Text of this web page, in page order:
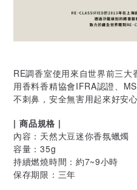
RE調香室使用來自世界前三大
用香料香精協會IFRA認證、
不刺鼻，安全無害用起來好安心
| 商品規格 |
內容：天然大豆迷你香氛蠟燭
容量：35g
持續燃燒時間：約7~9小時
保存期限：三年